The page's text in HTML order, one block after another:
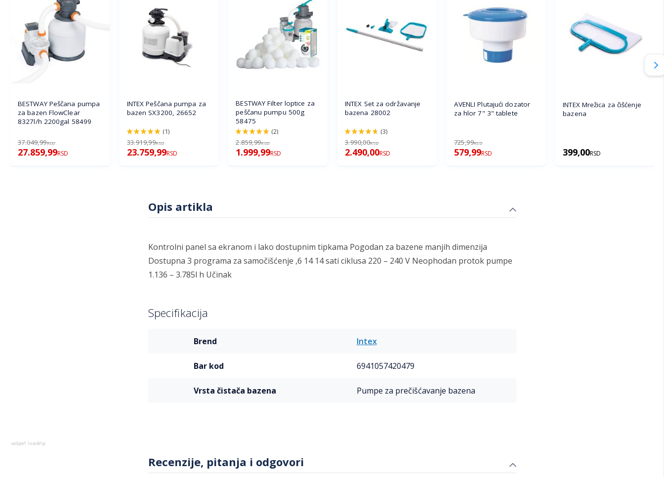
BESTWAY Peščana pumpa
za bazen FlowClear
8327l/h 2200gal 58499
37.049,99RSD
27.859,99RSD
INTEX Peščana pumpa za
bazen SX3200, 26652
100%
(1)
33.919,99RSD
23.759,99RSD
BESTWAY Filter loptice za
peščanu pumpu 500g
58475
100%
(2)
2.859,99RSD
1.999,99RSD
INTEX Set za održavanje
bazena 28002
94%
(3)
3.990,00RSD
2.490,00RSD
AVENLI Plutajući dozator
za hlor 7" 3" tablete
725,99RSD
579,99RSD
INTEX Mrežica za čišćenje
bazena
399,00RSD
Opis artikla
Kontrolni panel sa ekranom i lako dostupnim tipkama Pogodan za bazene manjih dimenzija
Dostupna 3 programa za samočišćenje ,6 14 14 sati ciklusa 220 – 240 V Neophodan protok pumpe
1.136 – 3.785l h Učinak
Specifikacija
brend Intex
bar kod 6941057420479
vrsta čistača bazena Pumpe za prečišćavanje bazena
Recenzije, pitanja i odgovori